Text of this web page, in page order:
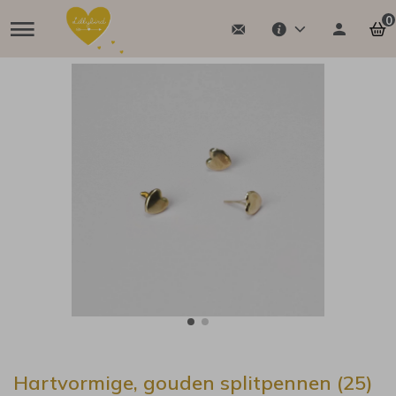
0
Hartvormige, gouden splitpennen (25)